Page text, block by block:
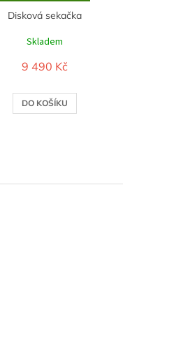
Disková sekačka
Skladem
9 490 Kč
DO KOŠÍKU